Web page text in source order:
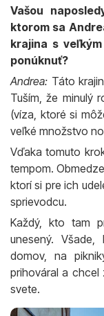
Vašou
ktorom sa
krajina s
ponúknuť?
Andrea: Táto
Tuším, že minulý
(víza, ktoré si
veľké množstvo
Vďaka tomuto
tempom.
ktorí si pre ich
sprievodcu.
Každý, kto tam
unesený.
domov, na
prihováral a
svete.